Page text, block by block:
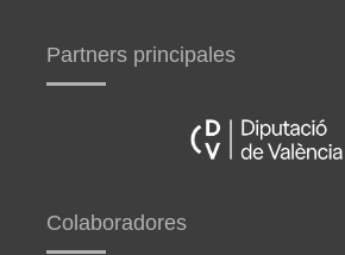
Partners principales
Colaboradores